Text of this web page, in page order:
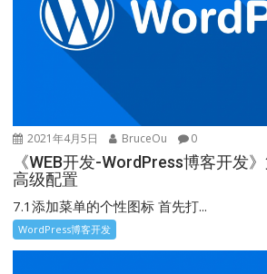
2021年4月5日 BruceOu 0
《WEB开发-WordPress博客开发
高级配置
7.1添加菜单的个性图标 首先打...
WordPress博客开发